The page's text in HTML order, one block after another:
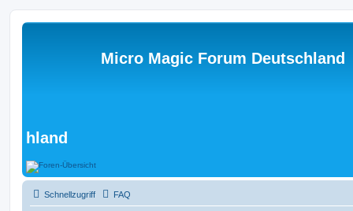
Micro Magic Forum Deutschland
hland
Schnellzugriff FAQ